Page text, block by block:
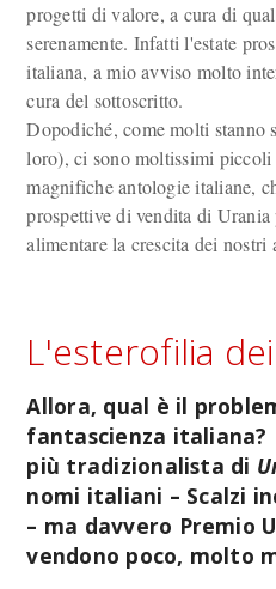
progetti di valore, a cura di
serenamente. Infatti l'estate
italiana, a mio avviso molto
cura del sottoscritto.
Dopodiché, come molti stanno
loro), ci sono moltissimi
magnifiche antologie italiane,
prospettive di vendita di Urania
alimentare la crescita dei
L'esterofilia
Allora, qual è il
fantascienza italiana?
più tradizionalista di
nomi italiani – Scalzi
– ma davvero Premio
vendono poco, molto